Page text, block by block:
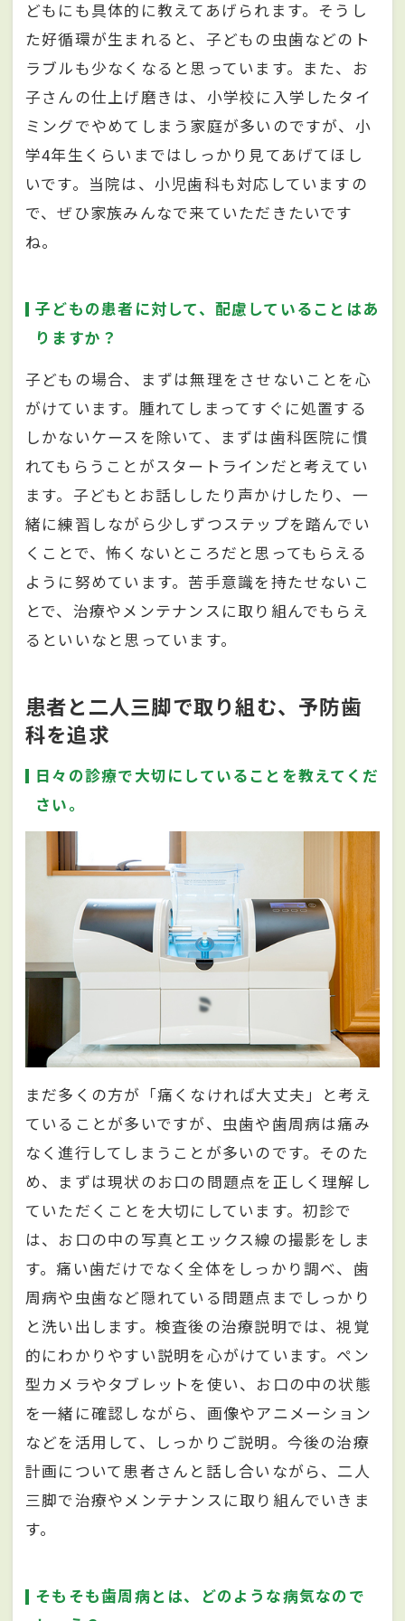
どもにも具体的に教えてあげられます。そうし
た好循環が生まれると、子どもの虫歯などのト
ラブルも少なくなると思っています。また、お
子さんの仕上げ磨きは、小学校に入学したタイ
ミングでやめてしまう家庭が多いのですが、小
学4年生くらいまではしっかり見てあげてほし
いです。当院は、小児歯科も対応していますの
で、ぜひ家族みんなで来ていただきたいです
ね。
子どもの患者に対して、配慮していることはあ
りますか？
子どもの場合、まずは無理をさせないことを心
がけています。腫れてしまってすぐに処置する
しかないケースを除いて、まずは歯科医院に慣
れてもらうことがスタートラインだと考えてい
ます。子どもとお話ししたり声かけしたり、一
緒に練習しながら少しずつステップを踏んでい
くことで、怖くないところだと思ってもらえる
ように努めています。苦手意識を持たせないこ
とで、治療やメンテナンスに取り組んでもらえ
るといいなと思っています。
患者と二人三脚で取り組む、予防歯
科を追求
日々の診療で大切にしていることを教えてくだ
さい。
まだ多くの方が「痛くなければ大丈夫」と考え
ていることが多いですが、虫歯や歯周病は痛み
なく進行してしまうことが多いのです。そのた
め、まずは現状のお口の問題点を正しく理解し
ていただくことを大切にしています。初診で
は、お口の中の写真とエックス線の撮影をしま
す。痛い歯だけでなく全体をしっかり調べ、歯
周病や虫歯など隠れている問題点までしっかり
と洗い出します。検査後の治療説明では、視覚
的にわかりやすい説明を心がけています。ペン
型カメラやタブレットを使い、お口の中の状態
を一緒に確認しながら、画像やアニメーション
などを活用して、しっかりご説明。今後の治療
計画について患者さんと話し合いながら、二人
三脚で治療やメンテナンスに取り組んでいきま
す。
そもそも歯周病とは、どのような病気なので